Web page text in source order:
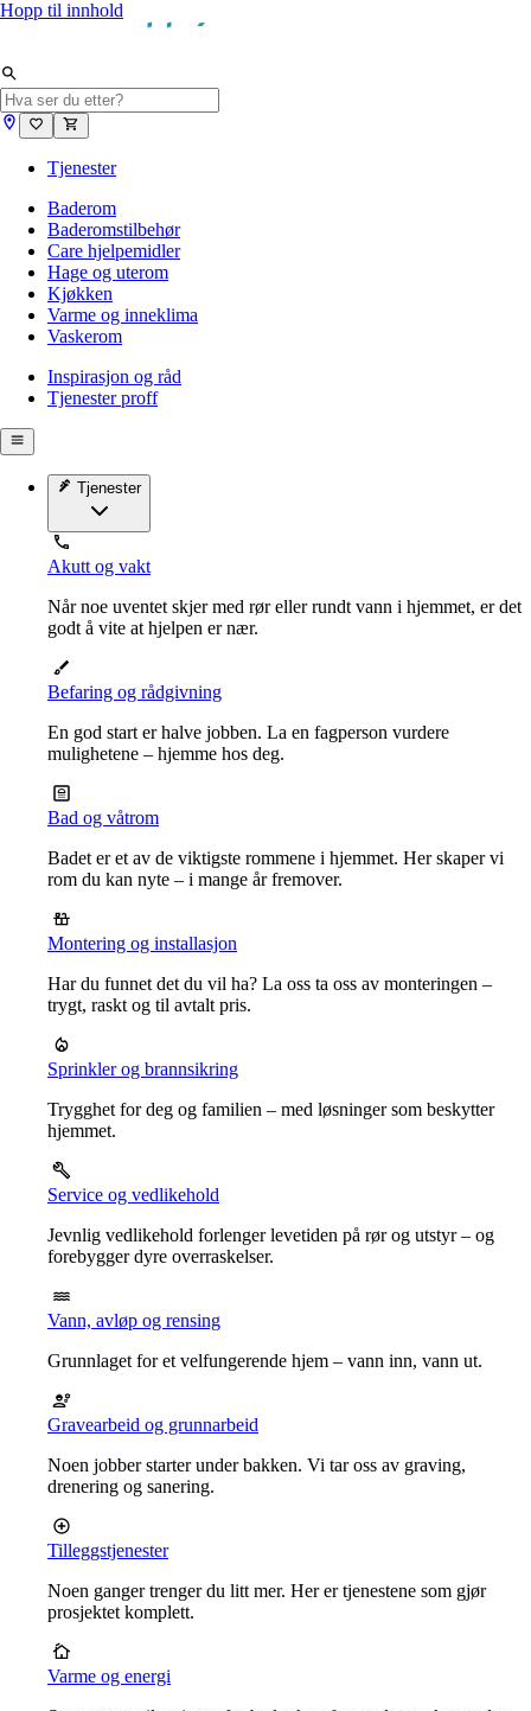
Hopp til innhold
Tjenester
Baderom
Baderomstilbehør
Care hjelpemidler
Hage og uterom
Kjøkken
Varme og inneklima
Vaskerom
Inspirasjon og råd
Tjenester proff
Tjenester
Akutt og vakt
Når noe uventet skjer med rør eller rundt vann i hjemmet, er det
godt å vite at hjelpen er nær.
Befaring og rådgivning
En god start er halve jobben. La en fagperson vurdere
mulighetene – hjemme hos deg.
Bad og våtrom
Badet er et av de viktigste rommene i hjemmet. Her skaper vi
rom du kan nyte – i mange år fremover.
Montering og installasjon
Har du funnet det du vil ha? La oss ta oss av monteringen –
trygt, raskt og til avtalt pris.
Sprinkler og brannsikring
Trygghet for deg og familien – med løsninger som beskytter
hjemmet.
Service og vedlikehold
Jevnlig vedlikehold forlenger levetiden på rør og utstyr – og
forebygger dyre overraskelser.
Vann, avløp og rensing
Grunnlaget for et velfungerende hjem – vann inn, vann ut.
Gravearbeid og grunnarbeid
Noen jobber starter under bakken. Vi tar oss av graving,
drenering og sanering.
Tilleggstjenester
Noen ganger trenger du litt mer. Her er tjenestene som gjør
prosjektet komplett.
Varme og energi